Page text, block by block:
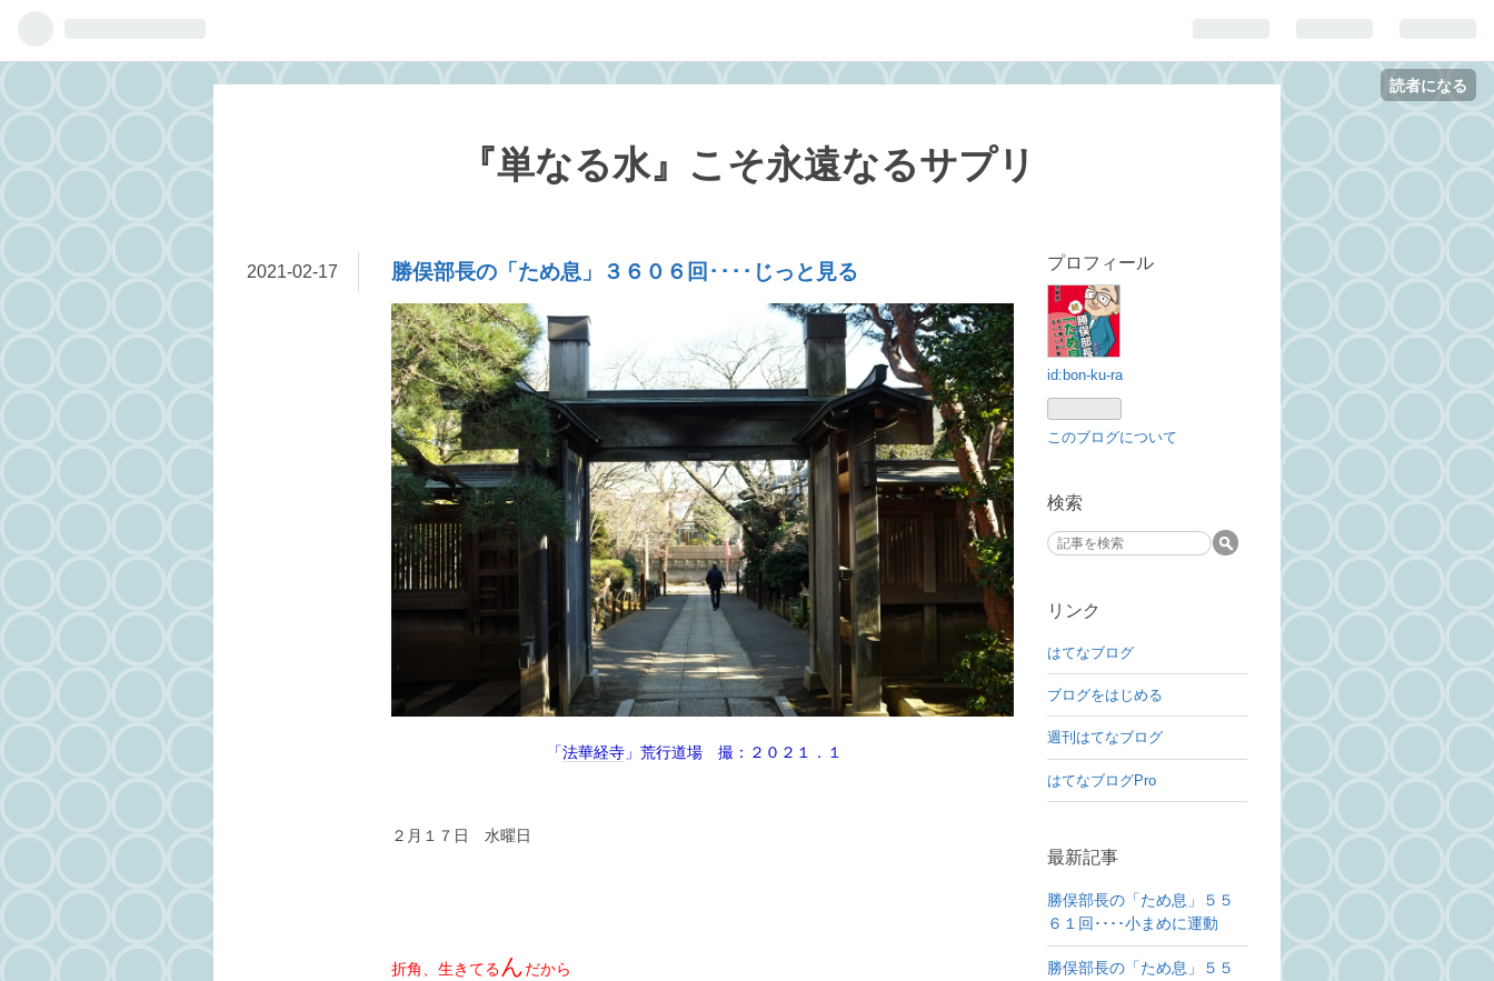
読者になる
『単なる水』こそ永遠なるサプリ
2021-02-17 勝俣部長の「ため息」３６０６回････じっと見る
「法華経寺 」荒行道場 撮：２０２１．１
２月１７日 水曜日
折角、生きてるんだから
プロフィール
id:bon-ku-ra
このブログについて
検索
リンク
はてなブログ
ブログをはじめる
週刊はてなブログ
はてなブログPro
最新記事
勝俣部長の「ため息」５５
６１回････小まめに運動
勝俣部長の「ため息」５５